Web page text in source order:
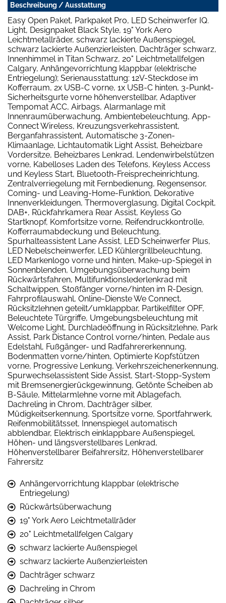
Beschreibung / Ausstattung
Easy Open Paket, Parkpaket Pro, LED Scheinwerfer IQ.
Light, Designpaket Black Style, 19" York Aero
Leichtmetallräder, schwarz lackierte Außenspiegel,
schwarz lackierte Außenzierleisten, Dachträger schwarz,
Innenhimmel in Titan Schwarz, 20" Leichtmetallfelgen
Calgary, Anhängevorrichtung klappbar (elektrische
Entriegelung); Serienausstattung: 12V-Steckdose im
Kofferraum, 2x USB-C vorne, 1x USB-C hinten, 3-Punkt-
Sicherheitsgurte vorne höhenverstellbar, Adaptiver
Tempomat ACC, Airbags, Alarmanlage mit
Innenraumüberwachung, Ambientebeleuchtung, App-
Connect Wireless, Kreuzungsverkehrassistent,
Berganfahrassistent, Automatische 3-Zonen-
Klimaanlage, Lichtautomatik Light Assist, Beheizbare
Vordersitze, Beheizbares Lenkrad, Lendenwirbelstützen
vorne, Kabelloses Laden des Telefons, Keyless Access
und Keyless Start, Bluetooth-Freisprecheinrichtung,
Zentralverriegelung mit Fernbedienung, Regensensor,
Coming- und Leaving-Home-Funktion, Dekorative
Innenverkleidungen, Thermoverglasung, Digital Cockpit,
DAB+, Rückfahrkamera Rear Assist, Keyless Go
Startknopf, Komfortsitze vorne, Reifendruckkontrolle,
Kofferraumabdeckung und Beleuchtung,
Spurhalteassistent Lane Assist, LED Scheinwerfer Plus,
LED Nebelscheinwerfer, LED Kühlergrillbeleuchtung,
LED Markenlogo vorne und hinten, Make-up-Spiegel in
Sonnenblenden, Umgebungsüberwachung beim
Rückwärtsfahren, Multifunktionslederlenkrad mit
Schaltwippen, Stoßfänger vorne/hinten im R-Design,
Fahrprofilauswahl, Online-Dienste We Connect,
Rücksitzlehnen geteilt/umklappbar, Partikelfilter OPF,
Beleuchtete Türgriffe, Umgebungsbeleuchtung mit
Welcome Light, Durchladeöffnung in Rücksitzlehne, Park
Assist, Park Distance Control vorne/hinten, Pedale aus
Edelstahl, Fußgänger- und Radfahrererkennung,
Bodenmatten vorne/hinten, Optimierte Kopfstützen
vorne, Progressive Lenkung, Verkehrszeichenerkennung,
Spurwechselassistent Side Assist, Start-Stopp-System
mit Bremsenergierückgewinnung, Getönte Scheiben ab
B-Säule, Mittelarmlehne vorne mit Ablagefach,
Dachreling in Chrom, Dachträger silber,
Müdigkeitserkennung, Sportsitze vorne, Sportfahrwerk,
Reifenmobilitätsset, Innenspiegel automatisch
abblendbar, Elektrisch einklappbare Außenspiegel,
Höhen- und längsverstellbares Lenkrad,
Höhenverstellbarer Beifahrersitz, Höhenverstellbarer
Fahrersitz
Anhängervorrichtung klappbar (elektrische
Entriegelung)
Rückwärtsüberwachung
19" York Aero Leichtmetallräder
20" Leichtmetallfelgen Calgary
schwarz lackierte Außenspiegel
schwarz lackierte Außenzierleisten
Dachträger schwarz
Dachreling in Chrom